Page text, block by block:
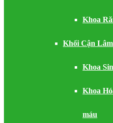
Khoa
Khối Cận
Khoa
Khoa
máu